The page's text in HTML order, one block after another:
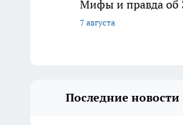
Мифы и правда об
7 августа
Последние новости